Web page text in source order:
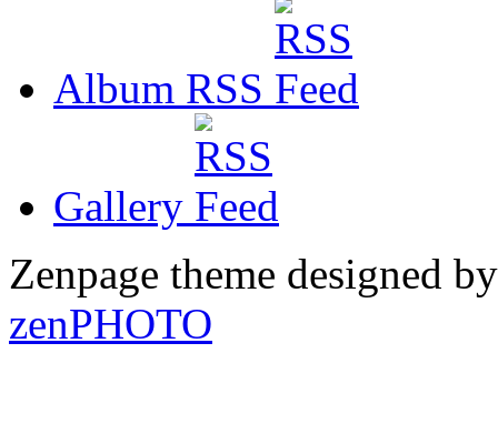
Album RSS
Gallery
Zenpage theme designed
zenPHOTO